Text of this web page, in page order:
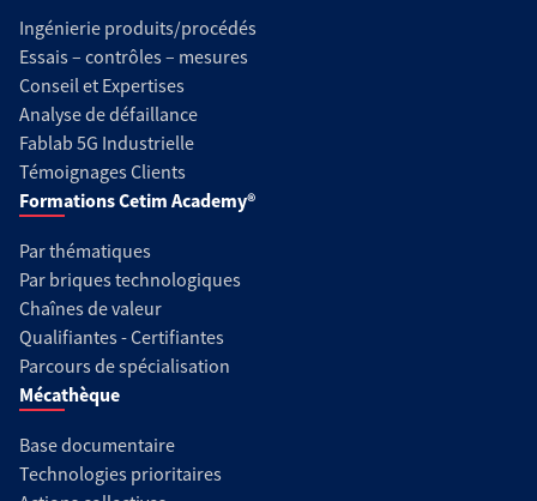
Ingénierie produits/procédés
Essais – contrôles – mesures
Conseil et Expertises
Analyse de défaillance
Fablab 5G Industrielle
Témoignages Clients
Formations Cetim Academy®
Par thématiques
Par briques technologiques
Chaînes de valeur
Qualifiantes - Certifiantes
Parcours de spécialisation
Mécathèque
Base documentaire
Technologies prioritaires